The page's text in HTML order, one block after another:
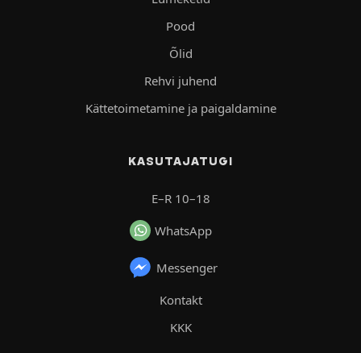
Pood
Õlid
Rehvi juhend
Kättetoimetamine ja paigaldamine
KASUTAJATUGI
E–R 10–18
WhatsApp
Messenger
Kontakt
KKK